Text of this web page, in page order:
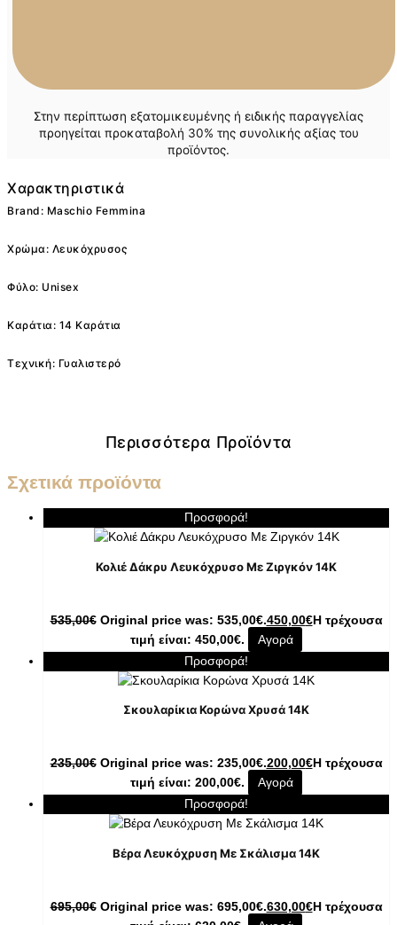
Στην περίπτωση εξατομικευμένης ή ειδικής παραγγελίας
προηγείται προκαταβολή 30% της συνολικής αξίας του
προϊόντος.
Χαρακτηριστικά
Brand: Maschio Femmina
Χρώμα: Λευκόχρυσος
Φύλο: Unisex
Καράτια: 14 Καράτια
Τεχνική: Γυαλιστερό
Περισσότερα Προϊόντα
Σχετικά προϊόντα
Προσφορά!
Κολιέ Δάκρυ Λευκόχρυσο Με Ζιργκόν 14K
535,00€ Original price was: 535,00€.450,00€Η τρέχουσα
τιμή είναι: 450,00€.
Αγορά
Προσφορά!
Σκουλαρίκια Κορώνα Χρυσά 14K
235,00€ Original price was: 235,00€.200,00€Η τρέχουσα
τιμή είναι: 200,00€.
Αγορά
Προσφορά!
Βέρα Λευκόχρυση Με Σκάλισμα 14Κ
695,00€ Original price was: 695,00€.630,00€Η τρέχουσα